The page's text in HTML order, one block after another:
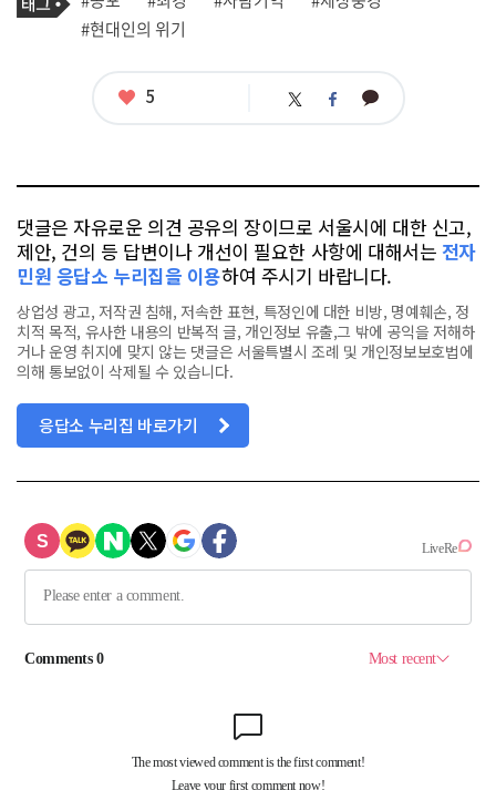
사
관
련
그
#현대인의 위기
좋
5 트 페 카
댓글은 자유로운 의견 공유의 장이므로 서울시에 대한 신고,
제안, 건의 등 답변이나 개선이 필요한 사항에 대해서는 전자
민원 응답소 누리집을 이용하여 주시기 바랍니다.
상업성 광고, 저작권 침해, 저속한 표현, 특정인에 대한 비방, 명예훼손, 정
치적 목적, 유사한 내용의 반복적 글, 개인정보 유출,그 밖에 공익을 저해하
거나 운영 취지에 맞지 않는 댓글은 서울특별시 조례 및 개인정보보호법에
의해 통보없이 삭제될 수 있습니다.
응답소 누리집 바로가기